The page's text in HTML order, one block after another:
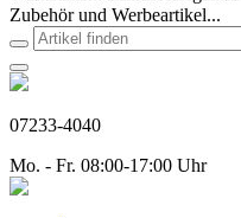
Zubehör und Werbeartikel...
07233-4040
Mo. - Fr. 08:00-17:00 Uhr